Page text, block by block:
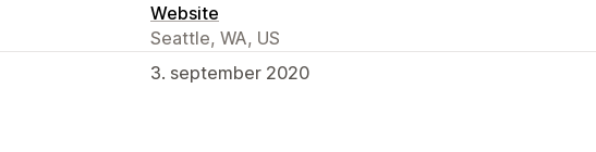
Website
Seattle, WA, US
3. september 2020